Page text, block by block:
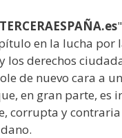
TERCERAESPAÑA.es
en la lucha por
los derechos
de nuevo cara a
en gran parte, es
corrupta y contraria